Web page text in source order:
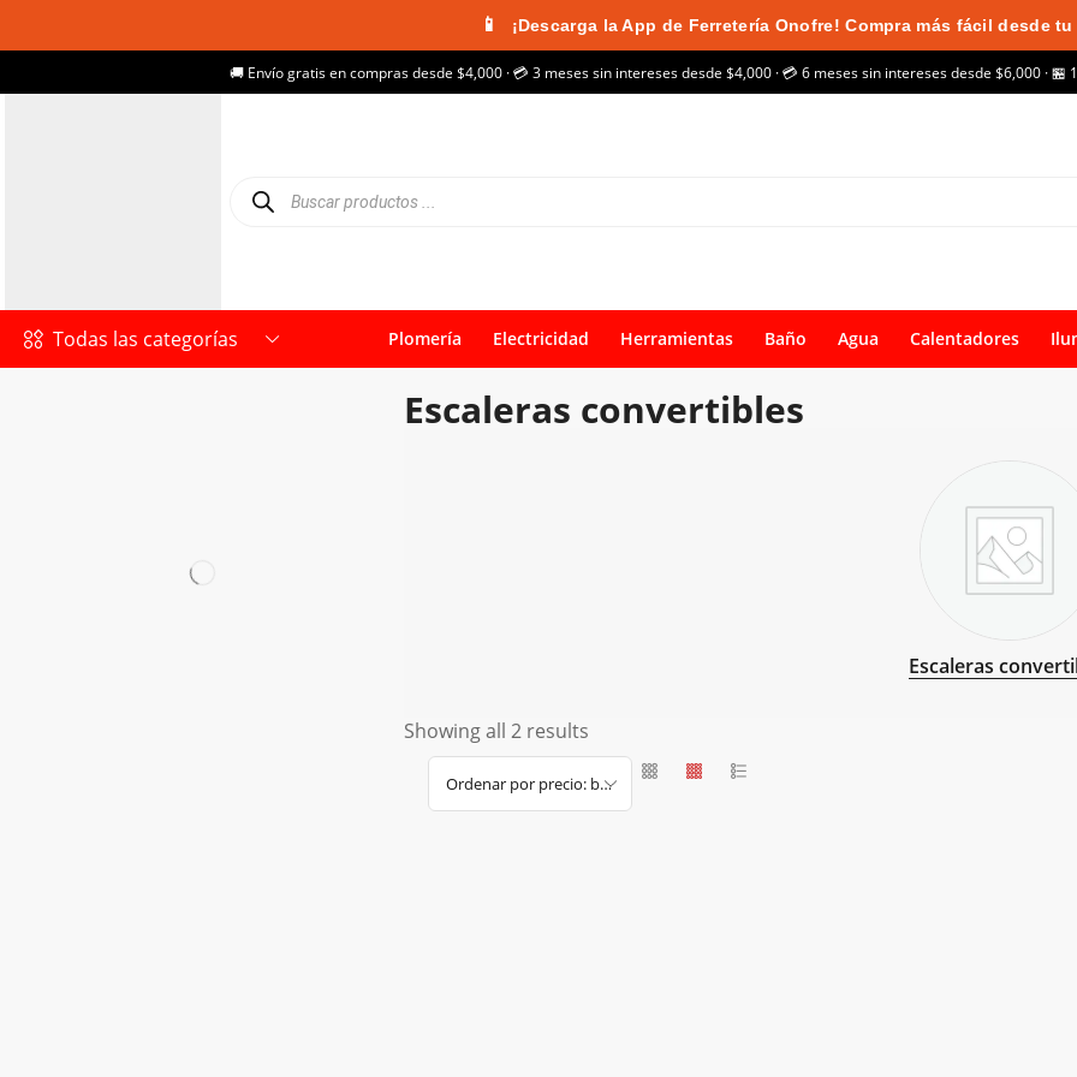
📱 ¡Descarga la App de Ferretería Onofre! Compra más fácil desde
🚚 Envío gratis en compras desde $4,000 · 💳 3 meses sin intereses desde $4,000 · 💳 6 meses sin intereses desde $6,000 ·
Todas las categorías Plomería Electricidad Herramientas Baño Agua Calentadores
Escaleras convertibles
Escaleras
Showing all 2 results